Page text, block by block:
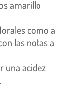
amarillo
como a
las notas a
una acidez